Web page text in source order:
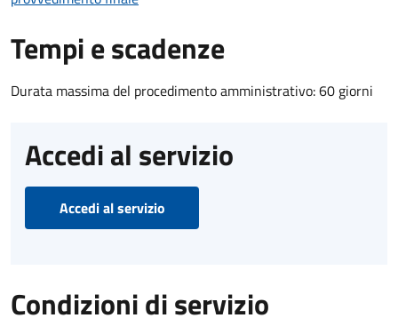
Tempi e scadenze
Durata massima del procedimento amministrativo: 60 giorni
Accedi al servizio
Accedi al servizio
Condizioni di servizio